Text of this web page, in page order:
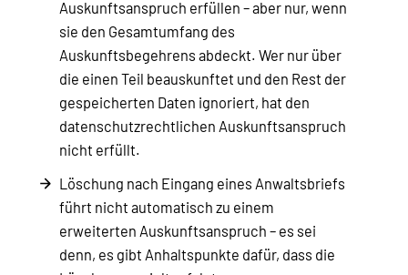
Auskunftsanspruch erfüllen – aber nur, wenn
sie den Gesamtumfang des
Auskunftsbegehrens abdeckt. Wer nur über
die einen Teil beauskunftet und den Rest der
gespeicherten Daten ignoriert, hat den
datenschutzrechtlichen Auskunftsanspruch
nicht erfüllt.
Löschung nach Eingang eines Anwaltsbriefs
führt nicht automatisch zu einem
erweiterten Auskunftsanspruch – es sei
denn, es gibt Anhaltspunkte dafür, dass die